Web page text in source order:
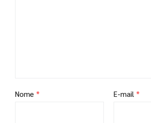
Nome * E-mail *